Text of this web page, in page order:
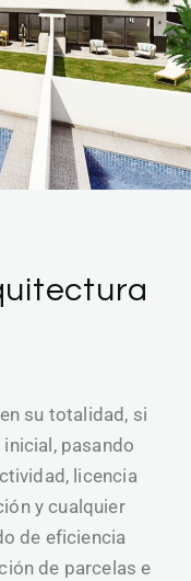
su totalidad, si
pasando
licencia
y cualquier
de eficiencia
de parcelas e